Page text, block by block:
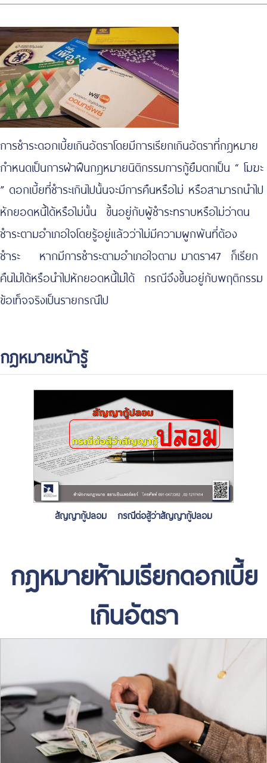
การชำระดอกเบี้ยเกินอัตราโดยมีการเรียกเกินอัตราที่กฎหมาย
กำหนดเป็นการฝ่าฝืนกฎหมายนิติกรรมการกู้ยืมตกเป็น “ โมฆะ
” ดอกเบี้ยที่ชำระเกินไปนั้นจะมีการคืนหรือไม่ หรือสามารถนำไป
หักยอดหนี้ได้หรือไม่นั้น ขึ้นอยู่กับผู้ชำระทราบหรือไม่ว่าตน
ชำระตามอำเภอใจโดยรู้อยู่แล้วว่าไม่มีความผูกพันที่ต้อง
ชำระ หากมีการชำระตามอำเภอใจตาม มาตรา47 ก็เรียก
คืนไม่ได้หรือนำไปหักยอดหนี้ไม่ได้ กรณีจึงขึ้นอยู่กับพฤติกรรม
ข้อเท็จจริงเป็นรายกรณีไป
กฎหมายหน้ารู้
สัญญากู้ปลอม กรณีต่อสู้ว่าสัญญากู้ปลอม
กฎหมายห้ามเรียกดอกเบี้ย
เกินอัตรา